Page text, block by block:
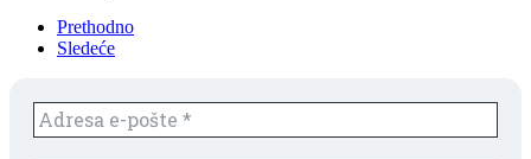
Prethodno
Sledeće